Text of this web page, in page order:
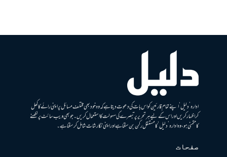
ادارہ ’دلیل‘ اپنے تمام قارئین کو اس بات کی دعوت دیتا ہے کہ وہ خود بھی مختلف مسائل پر اپنی رائے کا کھل
کر اظہار کریں اور اس کے لیے ہر تحریر پر تبصرے کی سہولت کا استعمال کریں۔ جو بھی ویب سائٹ پر لکھنے
کا متمنی ہو، وہ ادارہ ’دلیل‘ کا مستقل رکن بن سکتا ہے اور اپنی نگارشات شامل کرسکتا ہے۔
صفحات